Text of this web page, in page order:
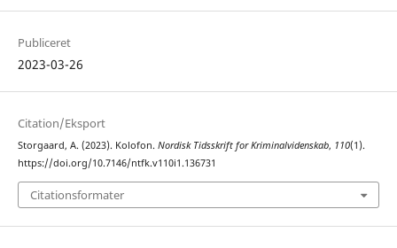
Publiceret
2023-03-26
Citation/Eksport
Storgaard, A. (2023). Kolofon. Nordisk Tidsskrift for Kriminalvidenskab, 110(1).
https://doi.org/10.7146/ntfk.v110i1.136731
Citationsformater